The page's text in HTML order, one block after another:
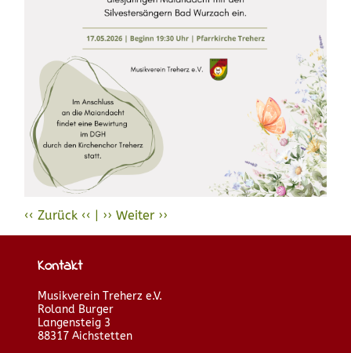
Vorheriger
Radeln
Zurück
Nächster
2026
Weiter
Kontakt
Musikverein Treherz e.V.
Roland Burger
Langensteig 3
88317 Aichstetten